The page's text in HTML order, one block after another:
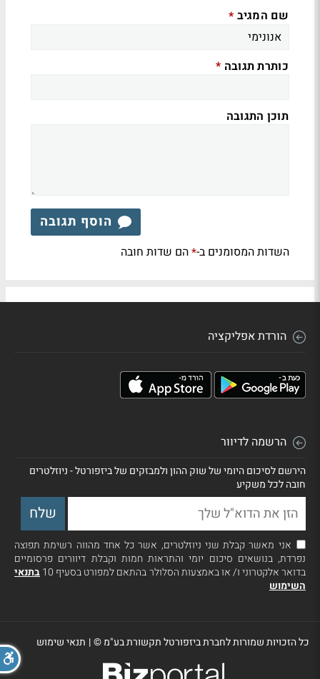
שם המגיב *
כותרת תגובה *
תוכן התגובה
הוסף תגובה
השדות המסומנים ב-*הם שדות חובה
הורדת אפליקציה
הרשמה לדיוור
הירשם לסיכום היומי של שוק ההון ולמבזקים של ביזפורטל - ניוזלטרים
חובה לכל משקיע
אני מאשר קבלת שני ניוזלטרים, אשר כל אחד מהווה רשימת תפוצה
נפרדת, בנושאים סיכום יומי והתראות חמות וקבלת דיוורים פרסומיים
בדואר אלקטרוני ו/ או באמצעות הסלולר בהתאם למפורט בסעיף 10
בתנאי
השימוש
כל הזכויות שמורות לחברת ביזפורטל תקשורת בע"מ ©| תנאי שימוש